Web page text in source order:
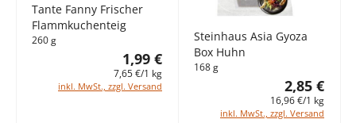
Tante Fanny Frischer
Flammkuchenteig
260 g
1,99 €
7,65 €/1 kg
inkl. MwSt., zzgl. Versand
Steinhaus Asia Gyoza
Box Huhn
168 g
2,85 €
16,96 €/1 kg
inkl. MwSt., zzgl. Versand